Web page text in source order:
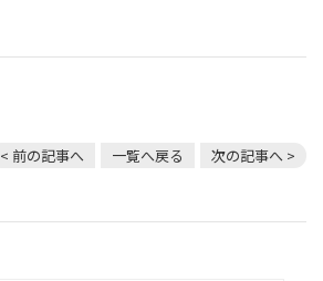
< 前の記事へ 一覧へ戻る 次の記事へ >